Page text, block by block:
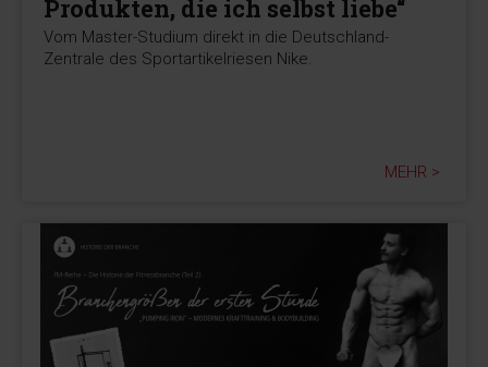
Produkten, die ich selbst liebe“
Vom Master-Studium direkt in die Deutschland-
Zentrale des Sportartikelriesen Nike.
MEHR >